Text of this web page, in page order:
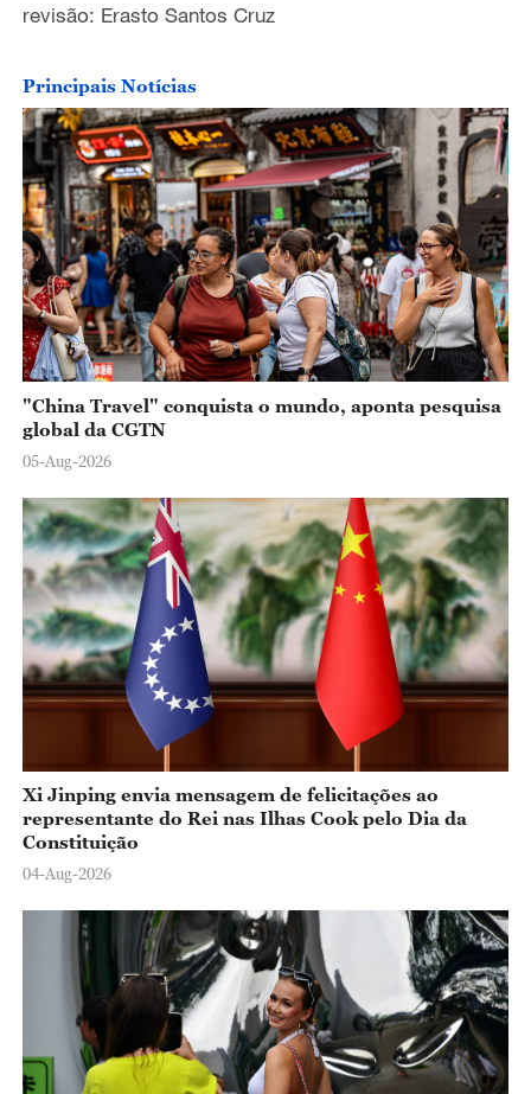
revisão: Erasto Santos Cruz
Principais Notícias
"China Travel" conquista o mundo, aponta pesquisa
global da CGTN
05-Aug-2026
Xi Jinping envia mensagem de felicitações ao
representante do Rei nas Ilhas Cook pelo Dia da
Constituição
04-Aug-2026